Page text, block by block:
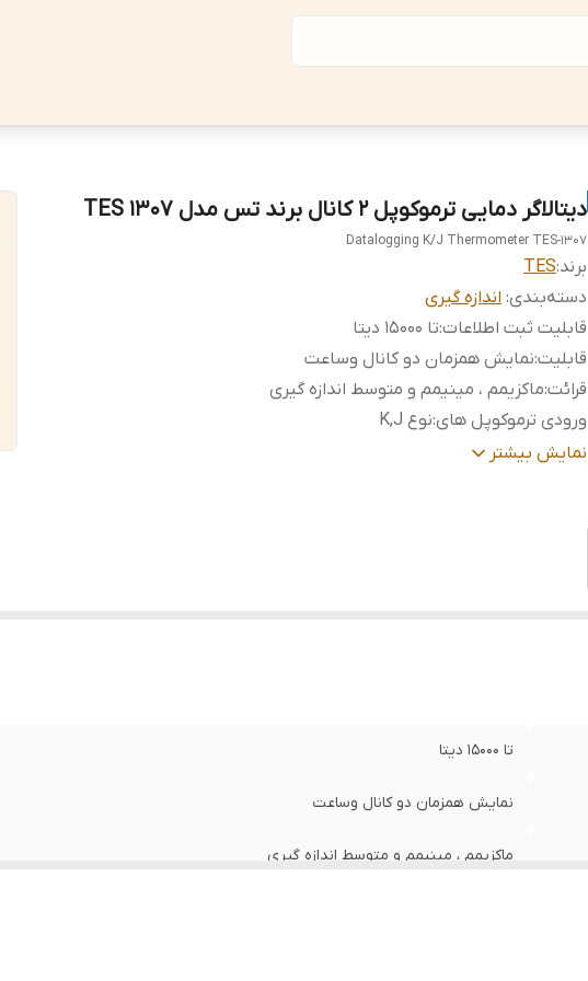
دیتالاگر دمایی ترموکوپل 2 کانال برند تس مدل TES 1307
Datalogging K/J Thermometer TES-1307
برند:TES
دسته‌بندی: اندازه گیری
قابلیت ثبت اطلاعات:تا 15000 دیتا
قابلیت:نمایش همزمان دو کانال وساعت
قرائت:ماکزیمم ، مینیمم و متوسط اندازه گیری
ورودی ترموکوپل های:نوع K,J
محدوده اندازه گیری
نمایش بیشتر
تا 15000 دیتا
نمایش همزمان دو کانال وساعت
ماکزیمم ، مینیمم و متوسط اندازه گیری